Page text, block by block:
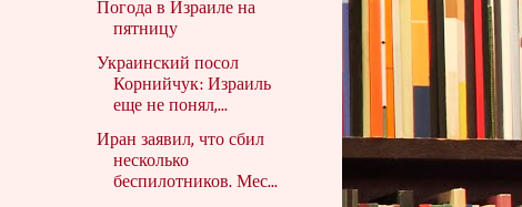
Погода в Израиле на
пятницу
Украинский посол
Корнийчук: Израиль
еще не понял,...
Иран заявил, что сбил
несколько
беспилотников. Мес...